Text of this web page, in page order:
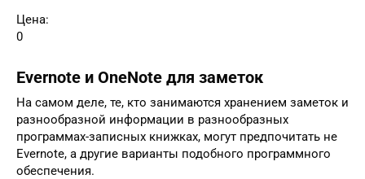
Цена:
0
Evernote и OneNote для заметок
На самом деле, те, кто занимаются хранением заметок и
разнообразной информации в разнообразных
программах-записных книжках, могут предпочитать не
Evernote, а другие варианты подобного программного
обеспечения.